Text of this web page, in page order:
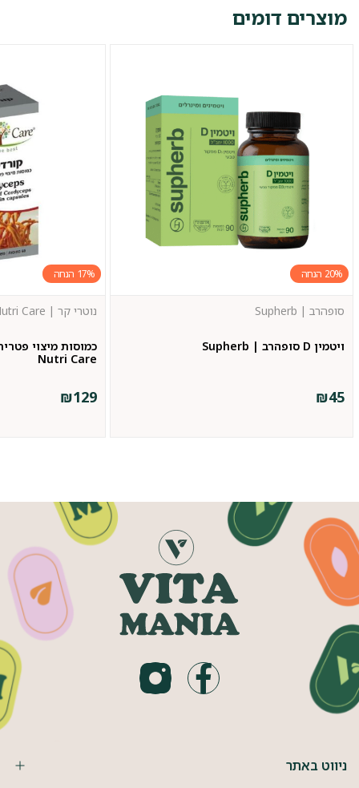
מוצרים דומים
20%
ויטמין D סופהרב | Supherb
סופהרב | Supherb
₪45
17%
כמוסות מיצוי
Nutri Care
נוטרי קר | Nutri Care
₪129
ניווט באתר